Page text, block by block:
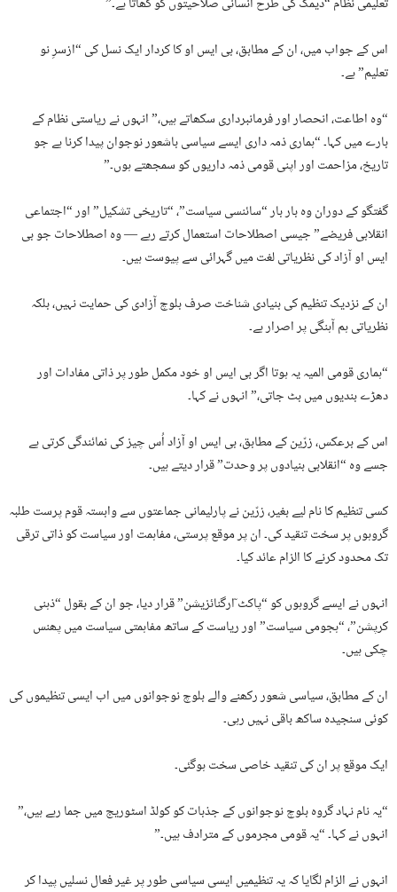
اس کے جواب میں، ان کے مطابق، بی ایس او کا کردار ایک نسل کی “ازسرِ نو
تعلیم” ہے۔
“وہ اطاعت، انحصار اور فرمانبرداری سکھاتے ہیں،” انہوں نے ریاستی نظام کے
بارے میں کہا۔ “ہماری ذمہ داری ایسے سیاسی باشعور نوجوان پیدا کرنا ہے جو
تاریخ، مزاحمت اور اپنی قومی ذمہ داریوں کو سمجھتے ہوں۔”
گفتگو کے دوران وہ بار بار “سائنسی سیاست”، “تاریخی تشکیل” اور “اجتماعی
انقلابی فریضے” جیسی اصطلاحات استعمال کرتے رہے — وہ اصطلاحات جو بی
ایس او آزاد کی نظریاتی لغت میں گہرائی سے پیوست ہیں۔
ان کے نزدیک تنظیم کی بنیادی شناخت صرف بلوچ آزادی کی حمایت نہیں، بلکہ
نظریاتی ہم آہنگی پر اصرار ہے۔
“ہماری قومی المیہ یہ ہوتا اگر بی ایس او خود مکمل طور پر ذاتی مفادات اور
دھڑے بندیوں میں بٹ جاتی،” انہوں نے کہا۔
اس کے برعکس، زرّین کے مطابق، بی ایس او آزاد اُس چیز کی نمائندگی کرتی ہے
جسے وہ “انقلابی بنیادوں پر وحدت” قرار دیتے ہیں۔
کسی تنظیم کا نام لیے بغیر، زرّین نے پارلیمانی جماعتوں سے وابستہ قوم پرست طلبہ
گروہوں پر سخت تنقید کی۔ ان پر موقع پرستی، مفاہمت اور سیاست کو ذاتی ترقی
تک محدود کرنے کا الزام عائد کیا۔
انہوں نے ایسے گروہوں کو “پاکٹ ٓارگنائزیشن” قرار دیا، جو ان کے بقول “ذہنی
کرپشن”، “ہجومی سیاست” اور ریاست کے ساتھ مفاہمتی سیاست میں پھنس
چکی ہیں۔
ان کے مطابق، سیاسی شعور رکھنے والے بلوچ نوجوانوں میں اب ایسی تنظیموں کی
کوئی سنجیدہ ساکھ باقی نہیں رہی۔
ایک موقع پر ان کی تنقید خاصی سخت ہوگئی۔
“یہ نام نہاد گروہ بلوچ نوجوانوں کے جذبات کو کولڈ اسٹوریج میں جما رہے ہیں،”
انہوں نے کہا۔ “یہ قومی مجرموں کے مترادف ہیں۔”
انہوں نے الزام لگایا کہ یہ تنظیمیں ایسی سیاسی طور پر غیر فعال نسلیں پیدا کر